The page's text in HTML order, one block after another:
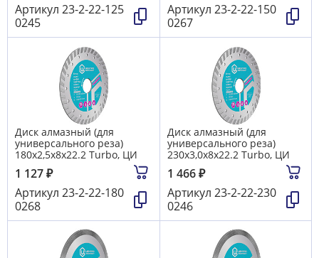
Артикул 23-2-22-125
0245
Артикул 23-2-22-150
0267
Диск алмазный (для
универсального реза)
180х2,5х8х22.2 Turbo, ЦИ
1 127₽
Артикул 23-2-22-180
0268
Диск алмазный (для
универсального реза)
230х3,0х8х22.2 Turbo, ЦИ
1 466₽
Артикул 23-2-22-230
0246